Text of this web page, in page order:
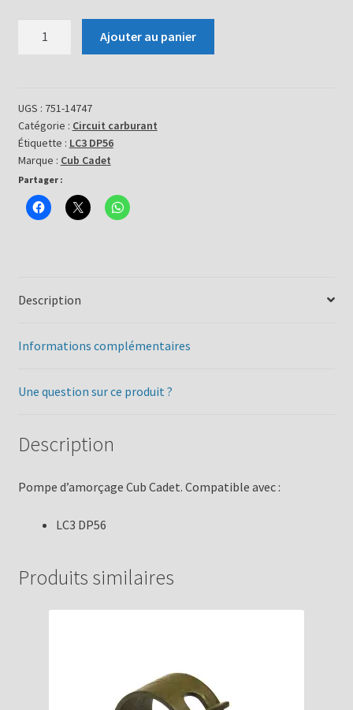
-
751-
14747
Ajouter au panier
UGS : 751-14747
Catégorie : Circuit carburant
Étiquette : LC3 DP56
Marque : Cub Cadet
Partager :
Description
Informations complémentaires
Une question sur ce produit ?
Description
Pompe d’amorçage Cub Cadet. Compatible avec :
LC3 DP56
Produits similaires